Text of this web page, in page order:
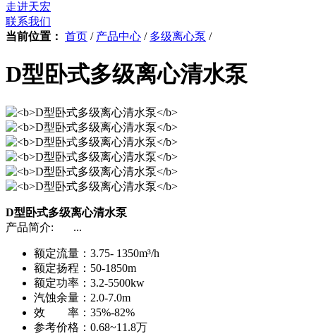
走进天宏
联系我们
当前位置： 首页 / 产品中心 / 多级离心泵 /
D型卧式多级离心清水泵
D型卧式多级离心清水泵
产品简介: ...
额定流量： 3.75- 1350m³/h
额定扬程： 50-1850m
额定功率： 3.2-5500kw
汽蚀余量： 2.0-7.0m
效 率： 35%-82%
参考价格： 0.68~11.8万